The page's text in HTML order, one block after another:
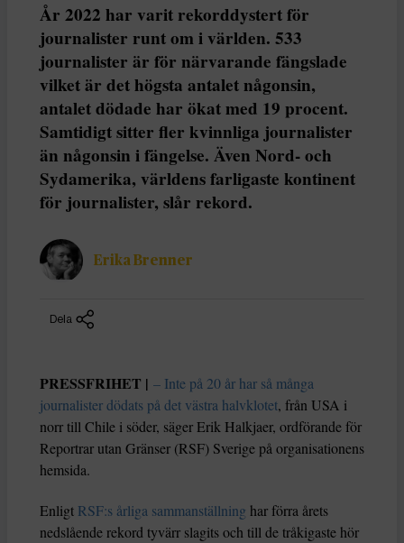
År 2022 har varit rekorddystert för
journalister runt om i världen. 533
journalister är för närvarande fängslade
vilket är det högsta antalet någonsin,
antalet dödade har ökat med 19 procent.
Samtidigt sitter fler kvinnliga journalister
än någonsin i fängelse. Även Nord- och
Sydamerika, världens farligaste kontinent
för journalister, slår rekord.
Erika Brenner
Dela
PRESSFRIHET | – Inte på 20 år har så många
journalister dödats på det västra halvklotet, från USA i
norr till Chile i söder, säger Erik Halkjaer, ordförande för
Reportrar utan Gränser (RSF) Sverige på organisationens
hemsida.
Enligt RSF:s årliga sammanställning har förra årets
nedslående rekord tyvärr slagits och till de tråkigaste hör